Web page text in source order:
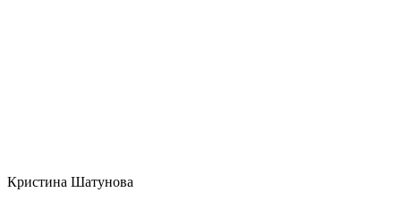
Кристина Шатунова